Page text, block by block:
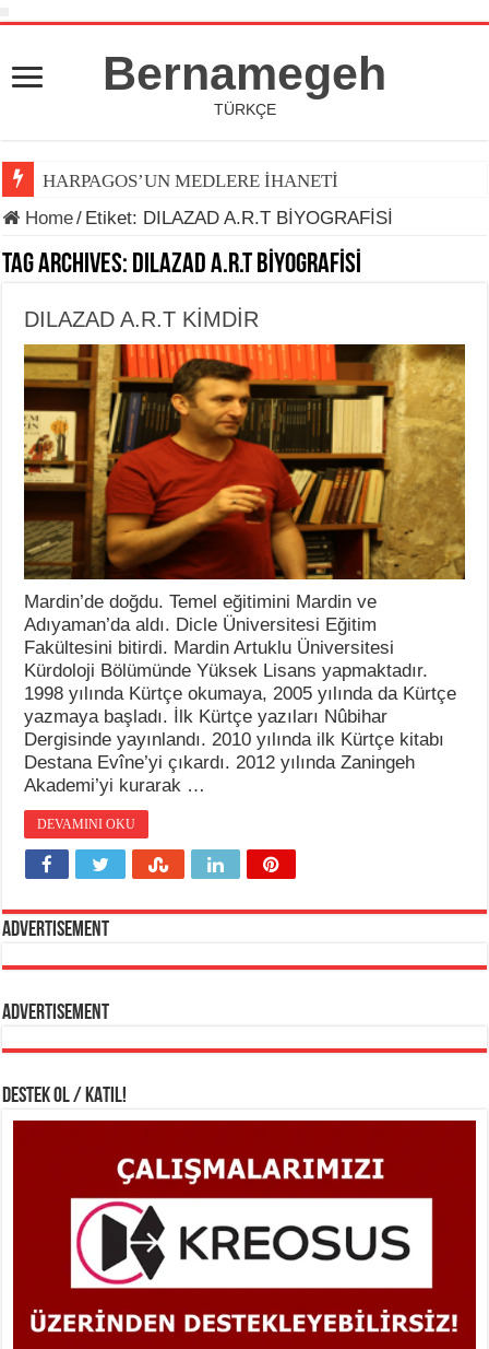
Bernamegeh
TÜRKÇE
HARPAGOS’UN MEDLERE İHANETİ
Home/ Etiket: DILAZAD A.R.T BİYOGRAFİSİ
Tag Archives: DILAZAD A.R.T BİYOGRAFİSİ
DILAZAD A.R.T KİMDİR
Mardin’de doğdu. Temel eğitimini Mardin ve
Adıyaman’da aldı. Dicle Üniversitesi Eğitim
Fakültesini bitirdi. Mardin Artuklu Üniversitesi
Kürdoloji Bölümünde Yüksek Lisans yapmaktadır.
1998 yılında Kürtçe okumaya, 2005 yılında da Kürtçe
yazmaya başladı. İlk Kürtçe yazıları Nûbihar
Dergisinde yayınlandı. 2010 yılında ilk Kürtçe kitabı
Destana Evîne’yi çıkardı. 2012 yılında Zaningeh
Akademi’yi kurarak …
DEVAMINI OKU
Advertisement
Advertisement
DESTEK OL / KATIL!